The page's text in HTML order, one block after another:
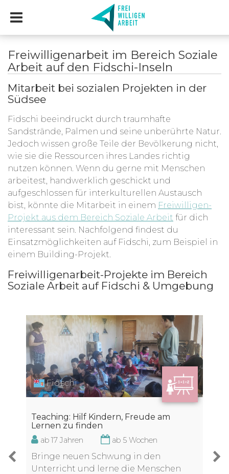
Freiwilligenarbeit im Bereich Soziale
Arbeit auf den Fidschi-Inseln
Mitarbeit bei sozialen Projekten in der
Südsee
Fidschi beeindruckt durch traumhafte
Sandstrände, Palmen und seine unberührte Natur.
Jedoch wissen große Teile der Bevölkerung nicht,
wie sie die Ressourcen ihres Landes richtig
nutzen können. Wenn du gerne mit Menschen
arbeitest, handwerklich geschickt und
aufgeschlossen für interkulturellen Austausch
bist, könnte die Mitarbeit in einem Freiwilligen-
Projekt aus dem Bereich Soziale Arbeit für dich
interessant sein. Nachfolgend findest du
Einsatzmöglichkeiten auf Fidschi, zum Beispiel in
einem Building-Projekt.
Freiwilligenarbeit-Projekte im Bereich
Soziale Arbeit auf Fidschi & Umgebung
Fidschi
Teaching: Hilf Kindern, Freude am
Lernen zu finden
ab 17 Jahren ab 5 Wochen
Bringe neuen Schwung in den
Unterricht und lerne die Menschen